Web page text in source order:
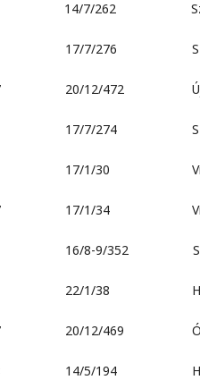
14/7/262
21 17/7/276
27 20/12/472
9 17/7/274
13 17/1/30
27 17/1/34
8 16/8-9/352
13 22/1/38
17 20/12/469
38 14/5/194 Húsv.